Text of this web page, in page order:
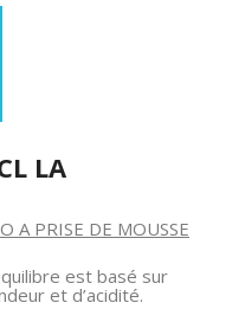
LA
A PRISE DE MOUSSE
est basé sur
et d’acidité.